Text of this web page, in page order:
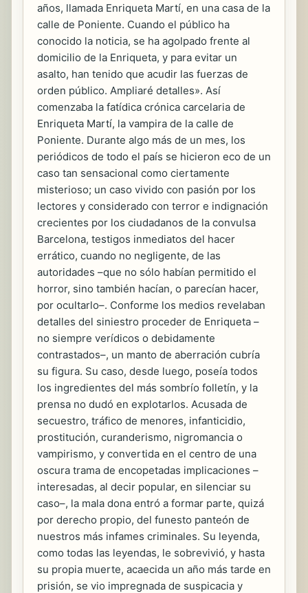
años, llamada Enriqueta Martí, en una casa de la
calle de Poniente. Cuando el público ha
conocido la noticia, se ha agolpado frente al
domicilio de la Enriqueta, y para evitar un
asalto, han tenido que acudir las fuerzas de
orden público. Ampliaré detalles». Así
comenzaba la fatídica crónica carcelaria de
Enriqueta Martí, la vampira de la calle de
Poniente. Durante algo más de un mes, los
periódicos de todo el país se hicieron eco de un
caso tan sensacional como ciertamente
misterioso; un caso vivido con pasión por los
lectores y considerado con terror e indignación
crecientes por los ciudadanos de la convulsa
Barcelona, testigos inmediatos del hacer
errático, cuando no negligente, de las
autoridades –que no sólo habían permitido el
horror, sino también hacían, o parecían hacer,
por ocultarlo–. Conforme los medios revelaban
detalles del siniestro proceder de Enriqueta –
no siempre verídicos o debidamente
contrastados–, un manto de aberración cubría
su figura. Su caso, desde luego, poseía todos
los ingredientes del más sombrío folletín, y la
prensa no dudó en explotarlos. Acusada de
secuestro, tráfico de menores, infanticidio,
prostitución, curanderismo, nigromancia o
vampirismo, y convertida en el centro de una
oscura trama de encopetadas implicaciones –
interesadas, al decir popular, en silenciar su
caso–, la mala dona entró a formar parte, quizá
por derecho propio, del funesto panteón de
nuestros más infames criminales. Su leyenda,
como todas las leyendas, le sobrevivió, y hasta
su propia muerte, acaecida un año más tarde en
prisión, se vio impregnada de suspicacia y